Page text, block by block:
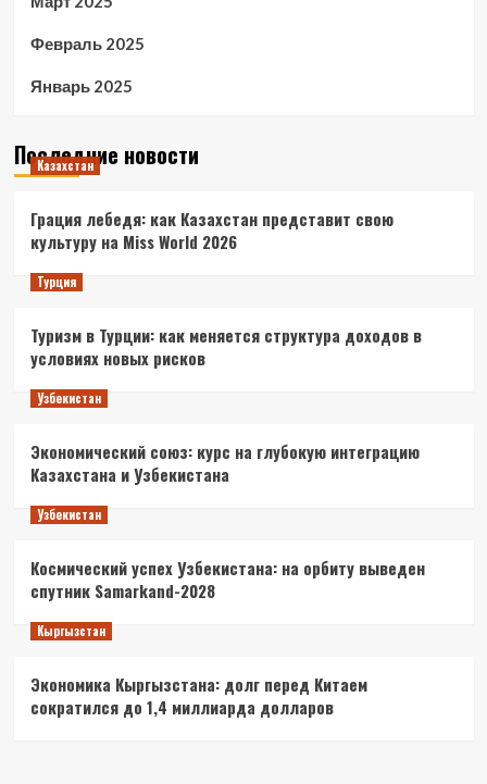
Февраль 2025
Январь 2025
Последние новости
Казахстан
Грация лебедя: как Казахстан представит свою
культуру на Miss World 2026
Турция
Туризм в Турции: как меняется структура доходов в
условиях новых рисков
Узбекистан
Экономический союз: курс на глубокую интеграцию
Казахстана и Узбекистана
Узбекистан
Космический успех Узбекистана: на орбиту выведен
спутник Samarkand-2028
Кыргызстан
Экономика Кыргызстана: долг перед Китаем
сократился до 1,4 миллиарда долларов